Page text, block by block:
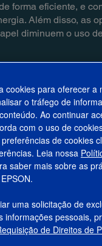
forma eficiente, e
Além disso, as
diminuem o uso
cookies para oferecer a
o tráfego de
Ao continuar
com o uso de
de cookies
Leia nossa
saber mais sobre as
uma solicitação de
informações pessoais,
de Direitos de